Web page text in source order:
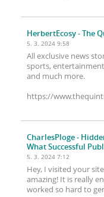
HerbertEcosy- The
5. 3. 2024 9:58
All exclusive news
sports,
and much more.
https://
CharlesPloge-
What Successful
5. 3. 2024 7:12
Hey, I visited your
amazing! It is really
worked so hard to